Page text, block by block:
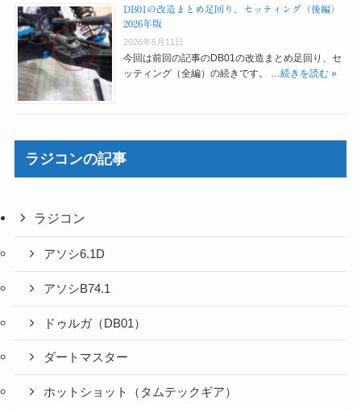
DB01の改造まとめ足回り、セッティング（後編）
2026年版
2026年5月11日
今回は前回の記事のDB01の改造まとめ足回り、セ
ッティング（全編）の続きです。 …続きを読む »
ラジコンの記事
ラジコン
アソシ6.1D
アソシB74.1
ドゥルガ（DB01）
ダートマスター
ホットショット（タムテックギア）